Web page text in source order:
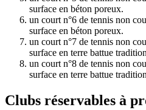
surface en béton poreux.
un court n°6 de tennis non
surface en béton poreux.
un court n°7 de tennis non
surface en terre battue
un court n°8 de tennis non
surface en terre battue
Clubs réservables à